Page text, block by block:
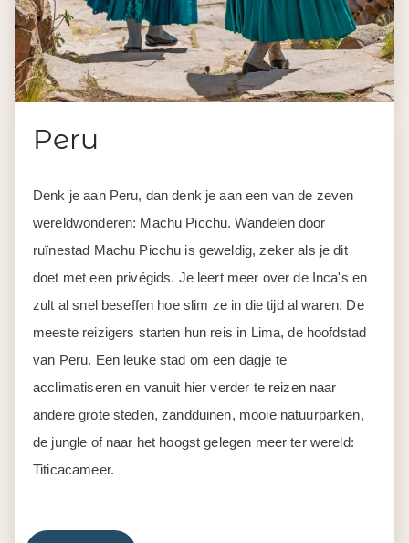
Peru
Denk je aan Peru, dan denk je aan een van de zeven
wereldwonderen: Machu Picchu. Wandelen door
ruïnestad Machu Picchu is geweldig, zeker als je dit
doet met een privégids. Je leert meer over de Inca's en
zult al snel beseffen hoe slim ze in die tijd al waren. De
meeste reizigers starten hun reis in Lima, de hoofdstad
van Peru. Een leuke stad om een dagje te
acclimatiseren en vanuit hier verder te reizen naar
andere grote steden, zandduinen, mooie natuurparken,
de jungle of naar het hoogst gelegen meer ter wereld:
Titicacameer.